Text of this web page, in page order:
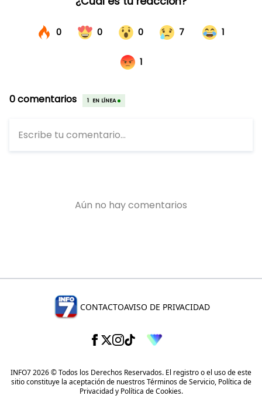
CONTACTOAVISO DE PRIVACIDAD
INFO7 2026 © Todos los Derechos Reservados. El registro o el uso de este
sitio constituye la aceptación de nuestrosTérminos de Servicio, Política de
Privacidady Política de Cookies.